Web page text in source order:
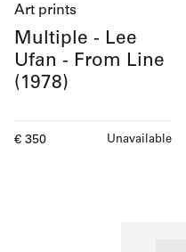
Art prints
Multiple - Lee
Ufan - From Line
(1978)
Current price
€ 350 Unavailable